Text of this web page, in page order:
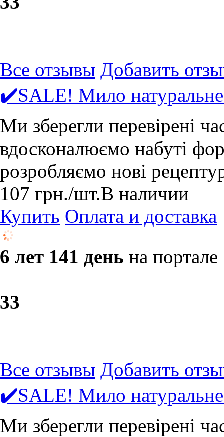
Все отзывы Добавить
✔️SALE! Мило
Ми зберегли перевірені
вдосконалюємо набуті
розробляємо нові
107 грн./шт.В наличии
Купить Оплата и доставка
6 лет 141 день на портале
33
Все отзывы Добавить
✔️SALE! Мило
Ми зберегли перевірені